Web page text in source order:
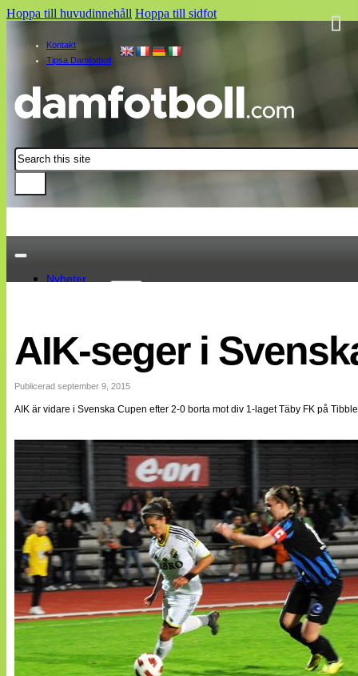
Hoppa till huvudinnehåll Hoppa till sidfot
Kontakt
Tipsa Damfotboll
Sök
Nyheter
Landslaget
EM 2013
Internationellt
Bildreportage
Bloggar
Webb-TV
Cuper
Medlemsbilder
Till klubbkassan
NÄTverket
Split vision
Om oss
Annonsera
Statistik
Tipsa Damfotboll
Kontakt
AIK-seger i
Publicerad september 9, 2015
AIK är vidare i Svenska Cupen efter 2-0 borta mot div 1-laget Täby FK på